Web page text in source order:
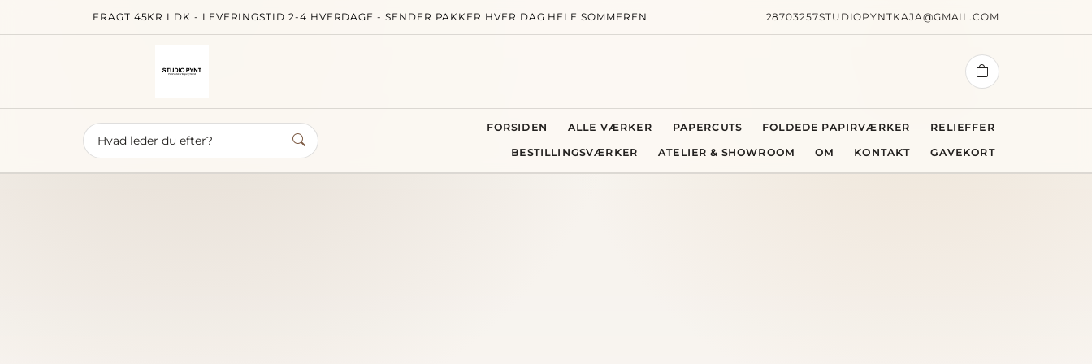
FRAGT 45KR I DK - LEVERINGSTID 2-4 HVERDAGE - SENDER PAKKER HVER DAG HELE SOMMEREN 28703257STUDIOPYNTKAJA@GMAIL.COM
FORSIDEN ALLE VÆRKER PAPERCUTS FOLDEDE PAPIRVÆRKER RELIEFFER
BESTILLINGSVÆRKER ATELIER & SHOWROOM OM KONTAKT GAVEKORT